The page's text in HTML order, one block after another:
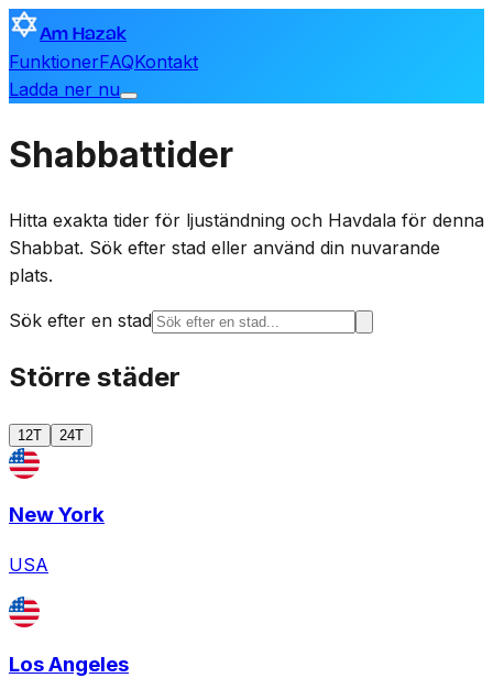
Am Hazak
FunktionerFAQKontakt
Ladda ner nu
Shabbattider
Hitta exakta tider för ljuständning och Havdala för denna
Shabbat. Sök efter stad eller använd din nuvarande
plats.
Sök efter en stad
Större städer
12T 24T
New York
USA
Los Angeles